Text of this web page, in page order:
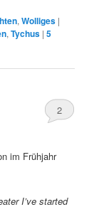
,Wolliges |
,Tychus |5
2
im Frühjahr
I’ve started